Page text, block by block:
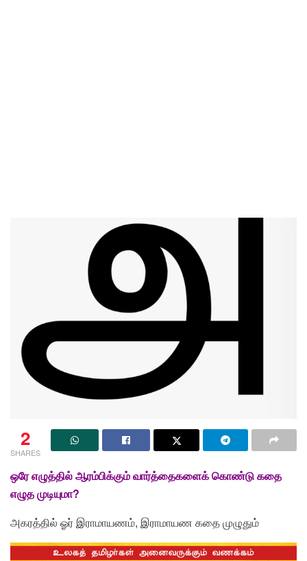
2
SHARES
ஒரே எழுத்தில் ஆரம்பிக்கும் வார்த்தைகளைக் கொண்டு கதை
எழுத முடியுமா?
அகரத்தில் ஓர் இராமாயணம், இராமாயண கதை முழுதும்